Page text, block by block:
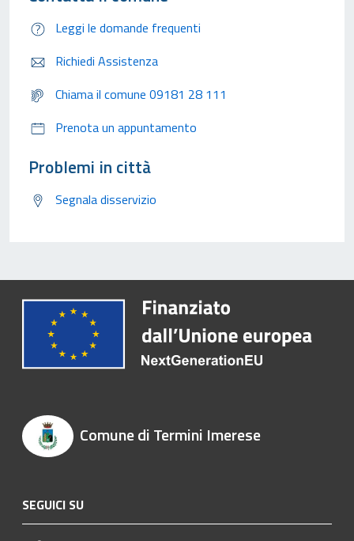
Leggi le domande frequenti
Richiedi Assistenza
Chiama il comune 09181 28 111
Prenota un appuntamento
Problemi in città
Segnala disservizio
Comune di Termini Imerese
SEGUICI SU